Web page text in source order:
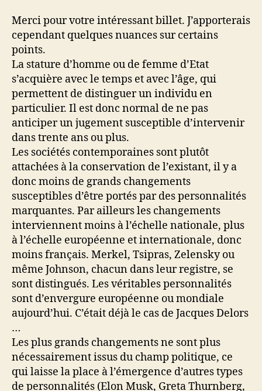
Merci pour votre intéressant billet. J’apporterais
cependant quelques nuances sur certains
points.
La stature d’homme ou de femme d’Etat
s’acquière avec le temps et avec l’âge, qui
permettent de distinguer un individu en
particulier. Il est donc normal de ne pas
anticiper un jugement susceptible d’intervenir
dans trente ans ou plus.
Les sociétés contemporaines sont plutôt
attachées à la conservation de l’existant, il y a
donc moins de grands changements
susceptibles d’être portés par des personnalités
marquantes. Par ailleurs les changements
interviennent moins à l’échelle nationale, plus
à l’échelle européenne et internationale, donc
moins français. Merkel, Tsipras, Zelensky ou
même Johnson, chacun dans leur registre, se
sont distingués. Les véritables personnalités
sont d’envergure européenne ou mondiale
aujourd’hui. C’était déjà le cas de Jacques Delors
…
Les plus grands changements ne sont plus
nécessairement issus du champ politique, ce
qui laisse la place à l’émergence d’autres types
de personnalités (Elon Musk, Greta Thurnberg,